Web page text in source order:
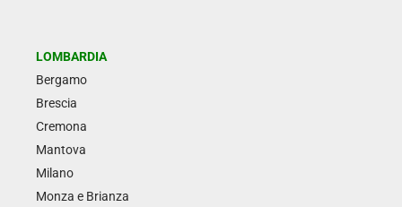
LOMBARDIA
Bergamo
Brescia
Cremona
Mantova
Milano
Monza e Brianza